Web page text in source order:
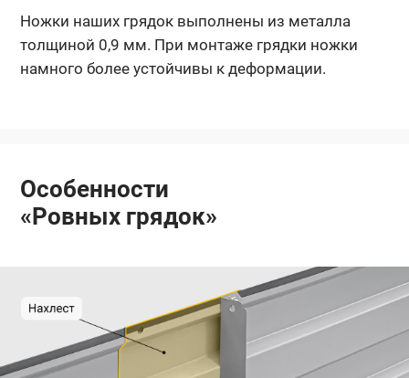
Ножки наших грядок выполнены из металла
толщиной 0,9 мм. При монтаже грядки ножки
намного более устойчивы к деформации.
Особенности
«Ровных грядок»